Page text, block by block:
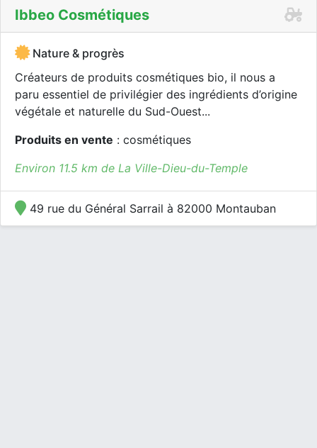
Ibbeo Cosmétiques
Nature & progrès
Créateurs de produits cosmétiques bio, il nous a
paru essentiel de privilégier des ingrédients d’origine
végétale et naturelle du Sud-Ouest...
Produits en vente : cosmétiques
Environ 11.5 km de La Ville-Dieu-du-Temple
49 rue du Général Sarrail à 82000 Montauban